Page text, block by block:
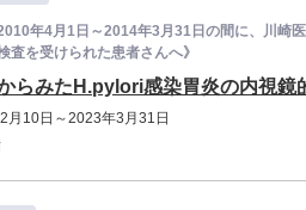
年4月1日～2014年3月31日の間に、川
査を受けられた患者さんへ》
らみたH.pylori感染胃炎の内視
月10日～2023年3月31日